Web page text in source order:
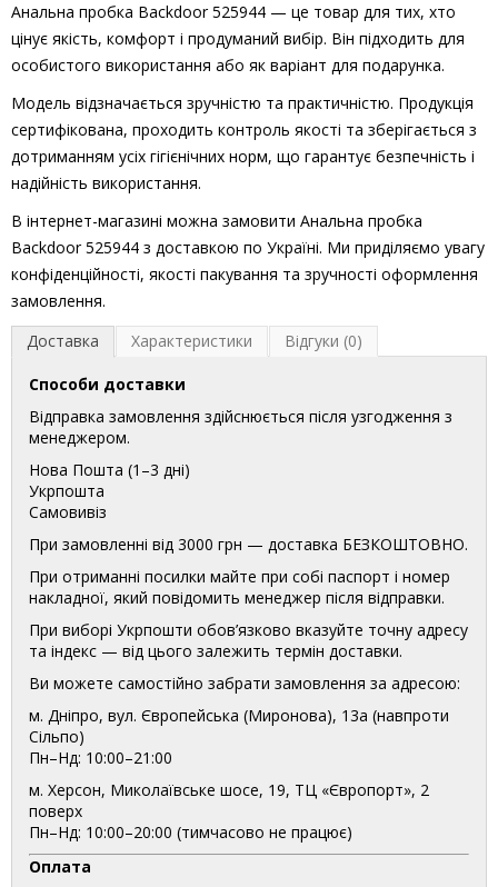
Анальна пробка Backdoor 525944 — це товар для тих, хто
цінує якість, комфорт і продуманий вибір. Він підходить для
особистого використання або як варіант для подарунка.
Модель відзначається зручністю та практичністю. Продукція
сертифікована, проходить контроль якості та зберігається з
дотриманням усіх гігієнічних норм, що гарантує безпечність і
надійність використання.
В інтернет-магазині можна замовити Анальна пробка
Backdoor 525944 з доставкою по Україні. Ми приділяємо увагу
конфіденційності, якості пакування та зручності оформлення
замовлення.
Доставка
Характеристики Відгуки (0)
Способи доставки
Відправка замовлення здійснюється після узгодження з
менеджером.
Нова Пошта (1–3 дні)
Укрпошта
Самовивіз
При замовленні від 3000 грн — доставка БЕЗКОШТОВНО.
При отриманні посилки майте при собі паспорт і номер
накладної, який повідомить менеджер після відправки.
При виборі Укрпошти обов’язково вказуйте точну адресу
та індекс — від цього залежить термін доставки.
Ви можете самостійно забрати замовлення за адресою:
м. Дніпро, вул. Європейська (Миронова), 13а (навпроти
Сільпо)
Пн–Нд: 10:00–21:00
м. Херсон, Миколаївське шосе, 19, ТЦ «Європорт», 2
поверх
Пн–Нд: 10:00–20:00 (тимчасово не працює)
Оплата